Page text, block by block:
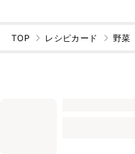
TOP レシピカード 野菜